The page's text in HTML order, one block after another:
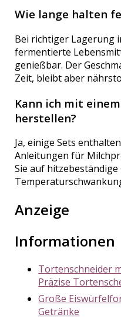
Wie lange halten
Bei richtiger Lagerung
fermentierte
genießbar. Der
Zeit, bleibt aber
Kann ich mit
herstellen?
Ja, einige Sets
Anleitungen für
Sie auf hitzebeständige
Anzeige
Informationen
Tortenschneider
Präzise
Große
Getränke